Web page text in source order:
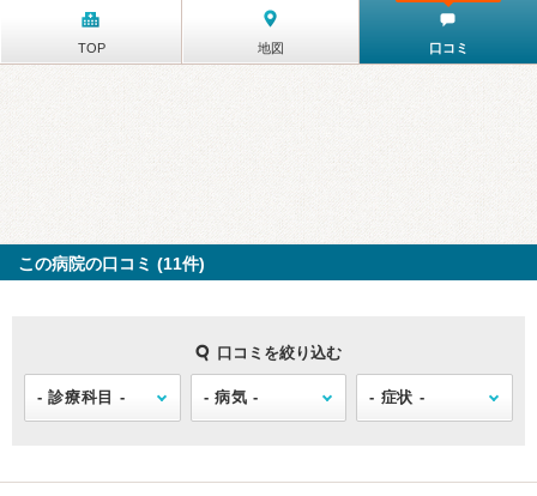
TOP 地図 口コミ
この病院の口コミ (11件)
口コミを絞り込む